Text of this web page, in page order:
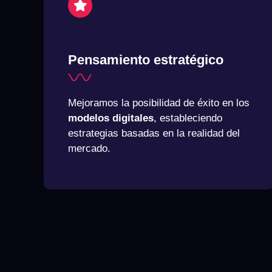
Pensamiento estratégico
Mejoramos la posibilidad de éxito en los
modelos digitales, estableciendo
estrategias basadas en la realidad del
mercado.